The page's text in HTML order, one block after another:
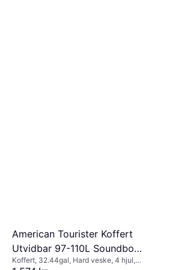
American Tourister Koffert
Utvidbar 97-110L Soundbox
Spinner
Koffert, 32.44gal, Hard veske, 4 hjul,